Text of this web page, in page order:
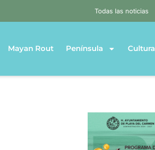
Todas las noticias
Mayan Rout Península Cultura